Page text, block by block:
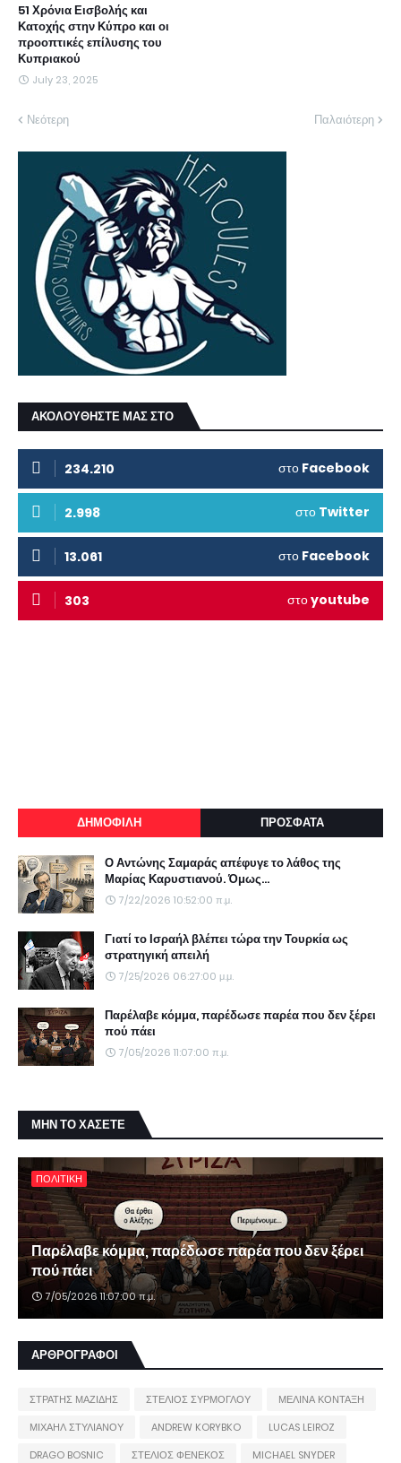
51 Χρόνια Εισβολής και
Κατοχής στην Κύπρο και οι
προοπτικές επίλυσης του
Κυπριακού
July 23, 2025
Νεότερη Παλαιότερη
ΑΚΟΛΟΥΘΗΣΤΕ ΜΑΣ ΣΤΟ
234.210 στο Facebook
2.998 στο Twitter
13.061 στο Facebook
303 στοyoutube
ΔΗΜΟΦΙΛΗ ΠΡΟΣΦΑΤΑ
Ο Αντώνης Σαμαράς απέφυγε το λάθος της
Μαρίας Καρυστιανού. Όμως...
7/22/2026 10:52:00 π.μ.
Γιατί το Ισραήλ βλέπει τώρα την Τουρκία ως
στρατηγική απειλή
7/25/2026 06:27:00 μ.μ.
Παρέλαβε κόμμα, παρέδωσε παρέα που δεν ξέρει
πού πάει
7/05/2026 11:07:00 π.μ.
ΜΗΝ ΤΟ ΧΑΣΕΤΕ
ΠΟΛΙΤΙΚΗ
Παρέλαβε κόμμα, παρέδωσε παρέα που δεν ξέρει
πού πάει
7/05/2026 11:07:00 π.μ.
ΑΡΘΡΟΓΡΑΦΟΙ
ΣΤΡΑΤΗΣ ΜΑΖΙΔΗΣ ΣΤΕΛΙΟΣ ΣΥΡΜΟΓΛΟΥ
ΜΕΛΙΝΑ ΚΟΝΤΑΞΗ
ΜΙΧΑΗΛ ΣΤΥΛΙΑΝΟΥ
ANDREW KORYBKO
LUCAS LEIROZ
DRAGO BOSNIC
ΣΤΕΛΙΟΣ ΦΕΝΕΚΟΣ
MICHAEL SNYDER